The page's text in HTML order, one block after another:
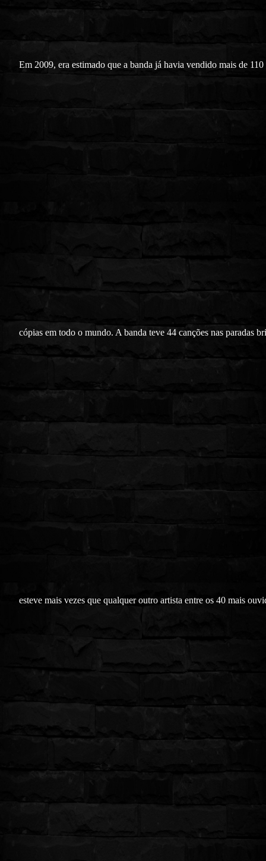
Em 2009, era estimado que a banda já havia vendido mais de
cópias em todo o mundo. A banda teve 44 canções nas paradas
esteve mais vezes que qualquer outro artista entre os 40 mais